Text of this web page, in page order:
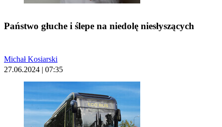
Państwo głuche i ślepe na niedolę niesłyszących
Michał Kosiarski
27.06.2024 | 07:35